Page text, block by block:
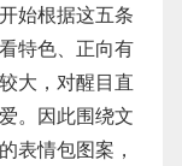
始根据这五条
特色、正向有
大，对醒目直
。因此围绕文
表情包图案，